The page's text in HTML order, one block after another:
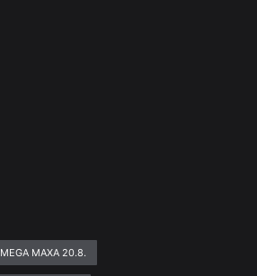
MEGA MAXA 20.8.